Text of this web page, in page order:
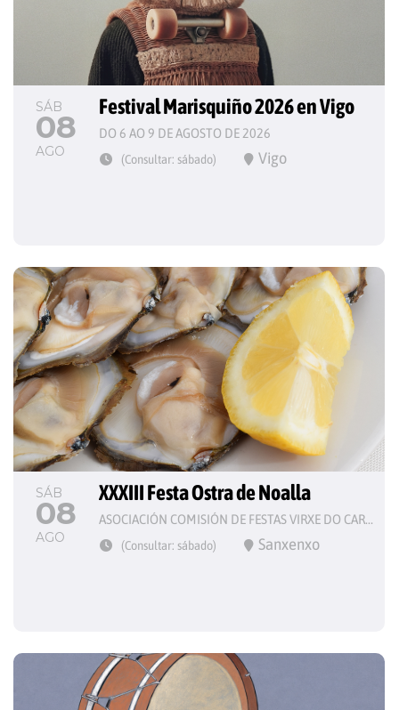
SÁB
08
AGO
Festival Marisquiño 2026 en Vigo
DO 6 AO 9 DE AGOSTO DE 2026
(Consultar: sábado) Vigo
SÁB
08
AGO
XXXIII Festa Ostra de Noalla
ASOCIACIÓN COMISIÓN DE FESTAS VIRXE DO CARME
(Consultar: sábado) Sanxenxo